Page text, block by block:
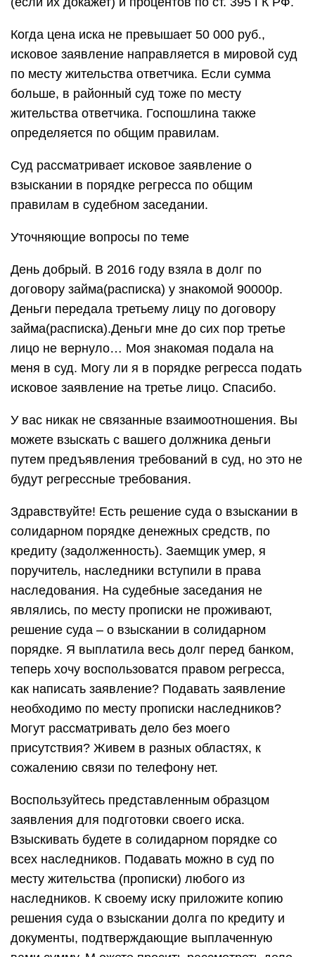
Когда цена иска не превышает 50 000 руб.,
исковое заявление направляется в мировой суд
по месту жительства ответчика. Если сумма
больше, в районный суд тоже по месту
жительства ответчика. Госпошлина также
определяется по общим правилам.
Суд рассматривает исковое заявление о
взыскании в порядке регресса по общим
правилам в судебном заседании.
Уточняющие вопросы по теме
День добрый. В 2016 году взяла в долг по
договору займа(расписка) у знакомой 90000р.
Деньги передала третьему лицу по договору
займа(расписка).Деньги мне до сих пор третье
лицо не вернуло… Моя знакомая подала на
меня в суд. Могу ли я в порядке регресса подать
исковое заявление на третье лицо. Спасибо.
У вас никак не связанные взаимоотношения. Вы
можете взыскать с вашего должника деньги
путем предъявления требований в суд, но это не
будут регрессные требования.
Здравствуйте! Есть решение суда о взыскании в
солидарном порядке денежных средств, по
кредиту (задолженность). Заемщик умер, я
поручитель, наследники вступили в права
наследования. На судебные заседания не
являлись, по месту прописки не проживают,
решение суда – о взыскании в солидарном
порядке. Я выплатила весь долг перед банком,
теперь хочу воспользоватся правом регресса,
как написать заявление? Подавать заявление
необходимо по месту прописки наследников?
Могут рассматривать дело без моего
присутствия? Живем в разных областях, к
сожалению связи по телефону нет.
Воспользуйтесь представленным образцом
заявления для подготовки своего иска.
Взыскивать будете в солидарном порядке со
всех наследников. Подавать можно в суд по
месту жительства (прописки) любого из
наследников. К своему иску приложите копию
решения суда о взыскании долга по кредиту и
документы, подтверждающие выплаченную